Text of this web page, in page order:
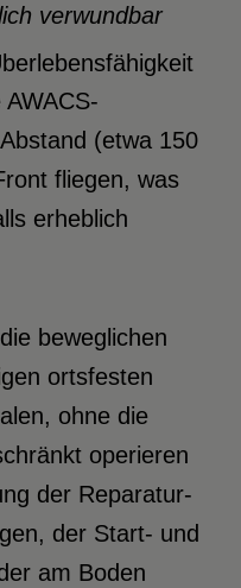
verwundbar
(etwa 150
fliegen, was
erheblich
beweglichen
ortsfesten
ohne die
operieren
der Reparatur-
der Start- und
am Boden